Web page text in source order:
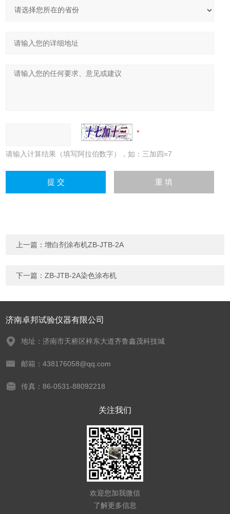
请输入计算结果（填写阿拉伯数字），如：三加四=7
上一篇：增白剂涂布机ZB-JTB-2A
下一篇：ZB-JTB-2A染色涂布机
济南卓邦试验仪器有限公司
地址：济南市天桥区梓东大道齐鲁鑫茂科技城
邮箱：438176058@qq.com
传真：86-0531-88092218
关注我们
欢迎您加我微信
了解更多信息